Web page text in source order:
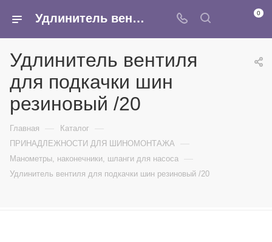
Удлинитель вентиля для подкачки шин резиновый /20 - купить в интернет-магазине Армина 0
Удлинитель вентиля
для подкачки шин
резиновый /20
Главная — Каталог —
ПРИНАДЛЕЖНОСТИ ДЛЯ ШИНОМОНТАЖА —
Манометры, наконечники, шланги для насоса —
Удлинитель вентиля для подкачки шин резиновый /20